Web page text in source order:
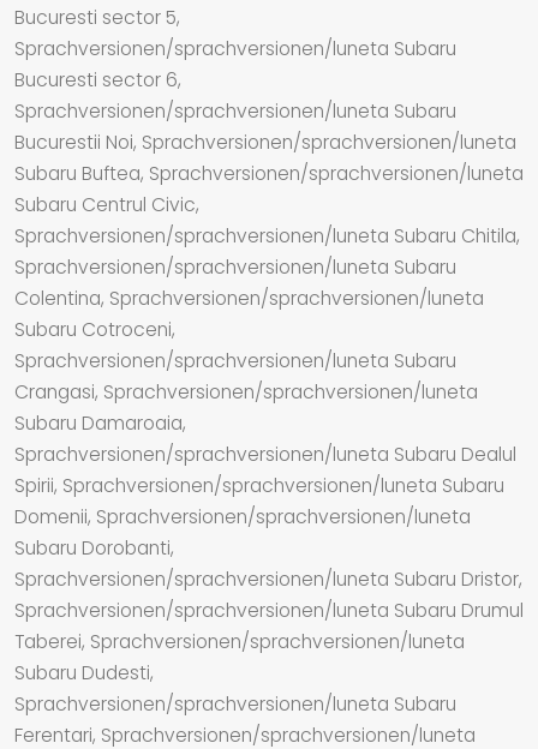
Bucuresti sector 5,
Sprachversionen/sprachversionen/luneta Subaru
Bucuresti sector 6,
Sprachversionen/sprachversionen/luneta Subaru
Bucurestii Noi, Sprachversionen/sprachversionen/luneta
Subaru Buftea, Sprachversionen/sprachversionen/luneta
Subaru Centrul Civic,
Sprachversionen/sprachversionen/luneta Subaru Chitila,
Sprachversionen/sprachversionen/luneta Subaru
Colentina, Sprachversionen/sprachversionen/luneta
Subaru Cotroceni,
Sprachversionen/sprachversionen/luneta Subaru
Crangasi, Sprachversionen/sprachversionen/luneta
Subaru Damaroaia,
Sprachversionen/sprachversionen/luneta Subaru Dealul
Spirii, Sprachversionen/sprachversionen/luneta Subaru
Domenii, Sprachversionen/sprachversionen/luneta
Subaru Dorobanti,
Sprachversionen/sprachversionen/luneta Subaru Dristor,
Sprachversionen/sprachversionen/luneta Subaru Drumul
Taberei, Sprachversionen/sprachversionen/luneta
Subaru Dudesti,
Sprachversionen/sprachversionen/luneta Subaru
Ferentari, Sprachversionen/sprachversionen/luneta